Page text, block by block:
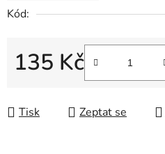
Kód:
135 Kč
Tisk Zeptat se